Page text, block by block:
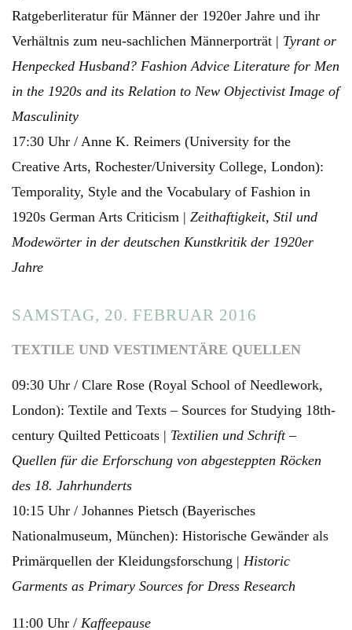
Ratgeberliteratur für Männer der 1920er Jahre und ihr
Verhältnis zum neu-sachlichen Männerporträt | Tyrant or
Henpecked Husband? Fashion Advice Literature for Men
in the 1920s and its Relation to New Objectivist Image of
Masculinity
17:30 Uhr / Anne K. Reimers (University for the
Creative Arts, Rochester/University College, London):
Temporality, Style and the Vocabulary of Fashion in
1920s German Arts Criticism | Zeithaftigkeit, Stil und
Modewörter in der deutschen Kunstkritik der 1920er
Jahre
SAMSTAG, 20. FEBRUAR 2016
TEXTILE UND VESTIMENTÄRE QUELLEN
09:30 Uhr / Clare Rose (Royal School of Needlework,
London): Textile and Texts – Sources for Studying 18th-
century Quilted Petticoats | Textilien und Schrift –
Quellen für die Erforschung von abgesteppten Röcken
des 18. Jahrhunderts
10:15 Uhr / Johannes Pietsch (Bayerisches
Nationalmuseum, München): Historische Gewänder als
Primärquellen der Kleidungsforschung | Historic
Garments as Primary Sources for Dress Research
11:00 Uhr / Kaffeepause